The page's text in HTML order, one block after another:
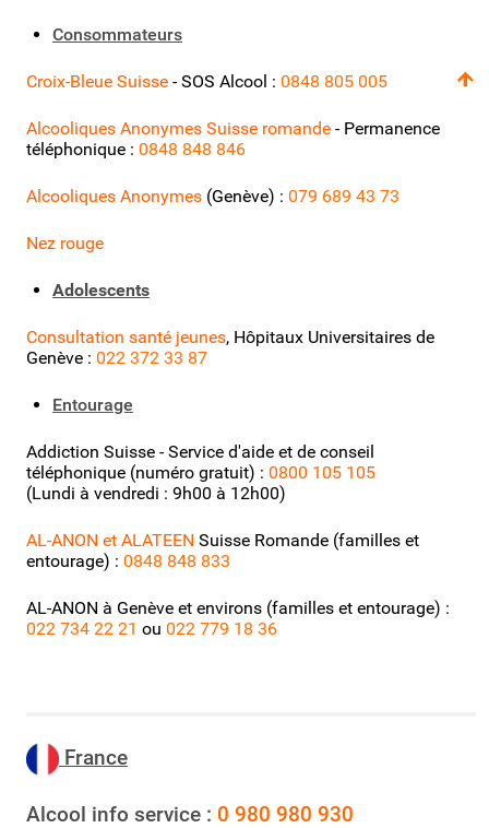
Consommateurs
Croix-Bleue Suisse - SOS Alcool : 0848 805 005
Alcooliques Anonymes Suisse romande - Permanence
téléphonique : 0848 848 846
Alcooliques Anonymes (Genève) : 079 689 43 73
Nez rouge
Adolescents
Consultation santé jeunes, Hôpitaux Universitaires de
Genève : 022 372 33 87
Entourage
Addiction Suisse - Service d'aide et de conseil
téléphonique (numéro gratuit) : 0800 105 105
(Lundi à vendredi : 9h00 à 12h00)
AL-ANON et ALATEEN Suisse Romande (familles et
entourage) : 0848 848 833
AL-ANON à Genève et environs (familles et entourage) :
022 734 22 21 ou 022 779 18 36
France
Alcool info service : 0 980 980 930